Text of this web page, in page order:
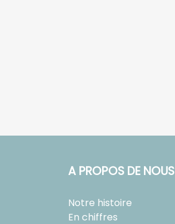
A PROPOS DE NOUS
Notre histoire
En chiffres